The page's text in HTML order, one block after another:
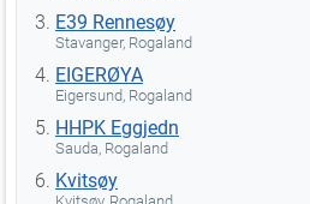
E39 Rennesøy
Stavanger, Rogaland
EIGERØYA
Eigersund, Rogaland
HHPK Eggjedn
Sauda, Rogaland
Kvitsøy